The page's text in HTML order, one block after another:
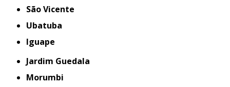
São Vicente
Ubatuba
iguape
Jardim Guedala
Morumbi